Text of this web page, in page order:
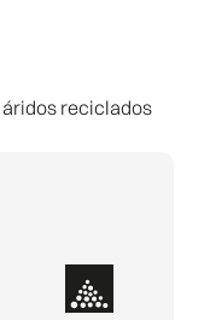
reciclados